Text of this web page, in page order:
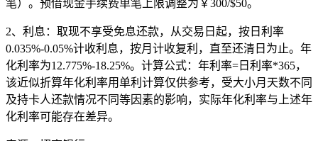
笔）。预借现金手续费单笔上限调整为￥300/$50。
2、利息：取现不享受免息还款，从交易日起，按日利率
0.035%-0.05%计收利息，按月计收复利，直至还清日为止。年
化利率为12.775%-18.25%。计算公式：年利率=日利率*365，
该近似折算年化利率用单利计算仅供参考，受大小月天数不同
及持卡人还款情况不同等因素的影响，实际年化利率与上述年
化利率可能存在差异。